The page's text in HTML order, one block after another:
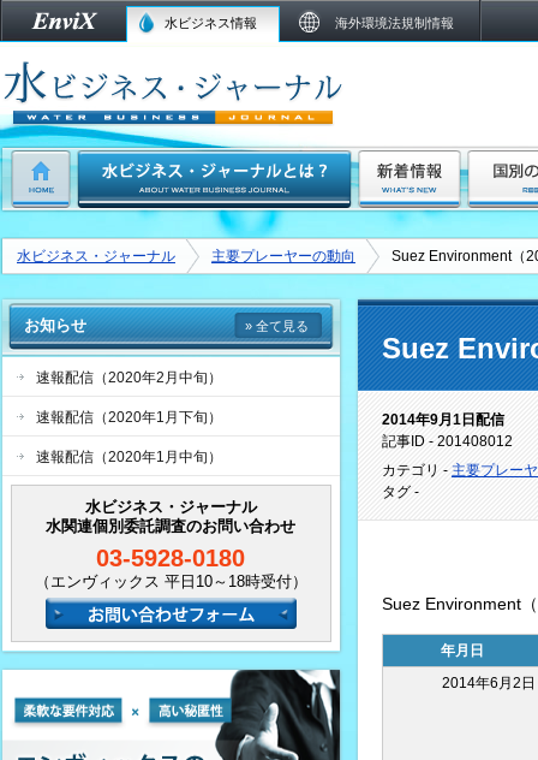
水ビジネス情報 海外環境法規制情報
水ビジネス・ジャーナル 主要プレーヤーの動向 Suez Environment（
Suez
2014年9月1日配信
記事ID - 201408012
カテゴリ - 主要プレー
タグ -
Suez Environment
年月日
2014年6月2日
お知らせ » 全て見る
速報配信（2020年2月中旬）
速報配信（2020年1月下旬）
速報配信（2020年1月中旬）
水ビジネス・ジャーナル
水関連個別委託調査のお問い合わせ
03-5928-0180
（エンヴィックス 平日10～18時受付）